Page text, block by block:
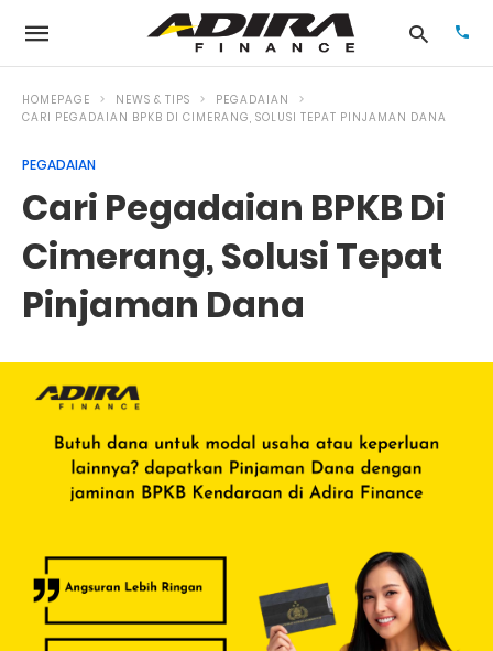
HOMEPAGE NEWS & TIPS
PEGADAIAN
CARI PEGADAIAN BPKB DI CIMERANG, SOLUSI TEPAT PINJAMAN DANA
PEGADAIAN
Cari Pegadaian BPKB Di
Cimerang, Solusi Tepat
Pinjaman Dana